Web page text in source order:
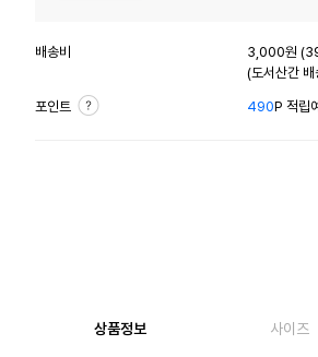
배송비
3,000원
(도서산간
포인트 490P 적립
상품정보 사이즈